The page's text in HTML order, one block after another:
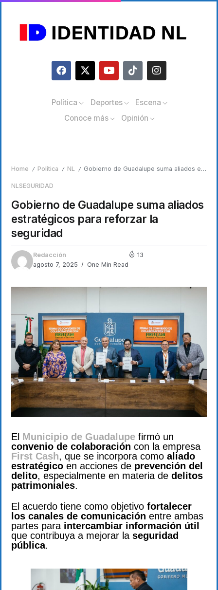
Política Deportes
Escena
Conoce más
Opinión
Home / Política / NL / Gobierno de Guadalupe suma aliados estratégicos para reforzar la seguridad
NLSEGURIDAD
Gobierno de Guadalupe suma aliados
estratégicos para reforzar la
seguridad
Redacción
agosto 7, 2025
One Min Read
13
El Municipio de Guadalupe firmó un
convenio de colaboración con la empresa
First Cash, que se incorpora como aliado
estratégico en acciones de prevención del
delito, especialmente en materia de delitos
patrimoniales.
El acuerdo tiene como objetivo fortalecer
los canales de comunicación entre ambas
partes para intercambiar información útil
que contribuya a mejorar la seguridad
pública.